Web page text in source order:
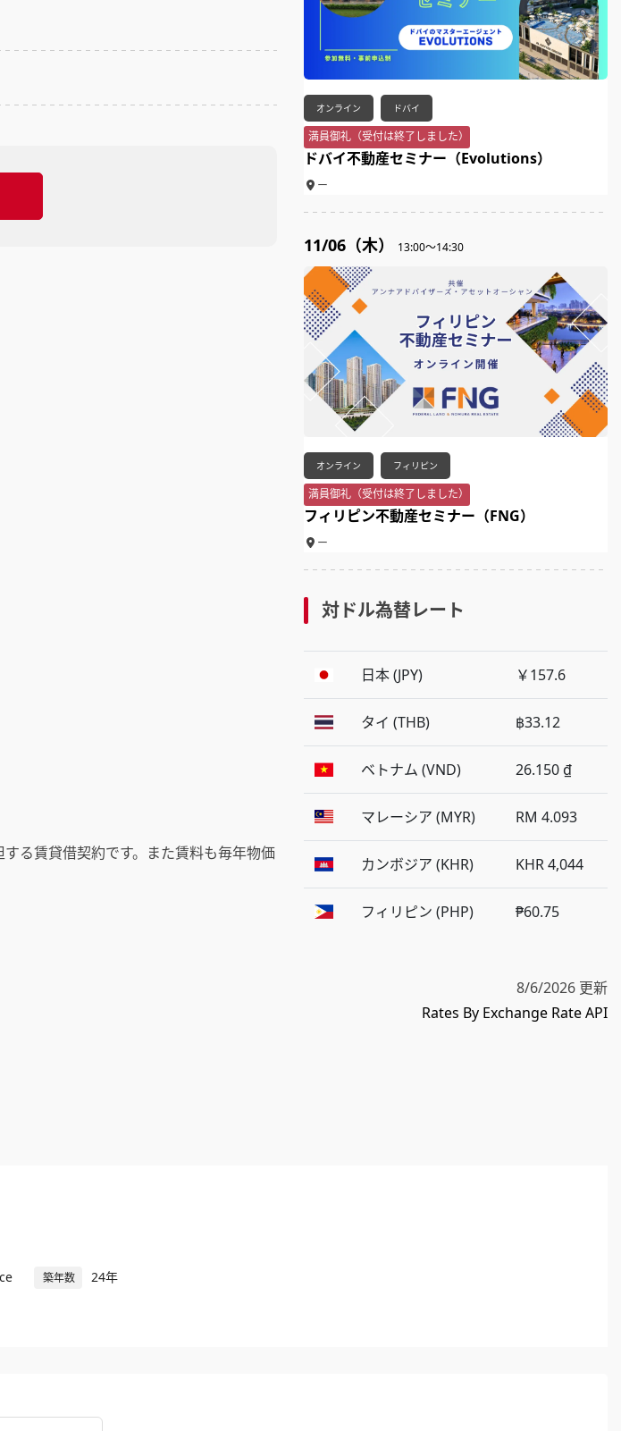
る賃貸借契約です。また賃料も毎年物価
オンライン ドバイ
満員御礼（受付は終了しました）
ドバイ不動産セミナー（Evolutions）
ー
11/06（木） 13:00～14:30
オンライン フィリピン
満員御礼（受付は終了しました）
フィリピン不動産セミナー（FNG）
ー
対ドル為替レート
日本 (JPY) ￥157.6
タイ (THB) ฿33.12
ベトナム (VND) 26.150 ₫
マレーシア (MYR) RM 4.093
カンボジア (KHR) KHR 4,044
フィリピン (PHP) ₱60.75
8/6/2026 更新
Rates By Exchange Rate API
築年数 24年